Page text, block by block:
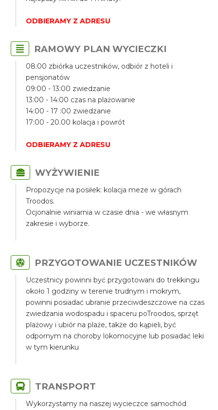
ODBIERAMY Z ADRESU
RAMOWY PLAN WYCIECZKI
08:00 zbiórka uczestników, odbiór z hoteli i
pensjonatów
09:00 - 13:00 zwiedzanie
13:00 - 14:00 czas na plażowanie
14:00 - 17 :00 zwiedzanie
17:00 - 20.00 kolacja i powrót
ODBIERAMY Z ADRESU
WYŻYWIENIE
Propozycje na posiłek: kolacja meze w górach
Troodos.
Ocjonalnie winiarnia w czasie dnia - we własnym
zakresie i wyborze.
PRZYGOTOWANIE UCZESTNIKÓW
Uczestnicy powinni być przygotowani do trekkingu
około 1 godziny w terenie trudnym i mokrym,
powinni posiadać ubranie przeciwdeszczowe na czas
zwiedzania wodospadu i spaceru poTroodos, sprzęt
plażowy i ubiór na plaże, także do kąpieli, być
odpornym na choroby lokomocyjne lub posiadać leki
w tym kierunku
TRANSPORT
Wykorzystamy na naszej wycieczce samochód